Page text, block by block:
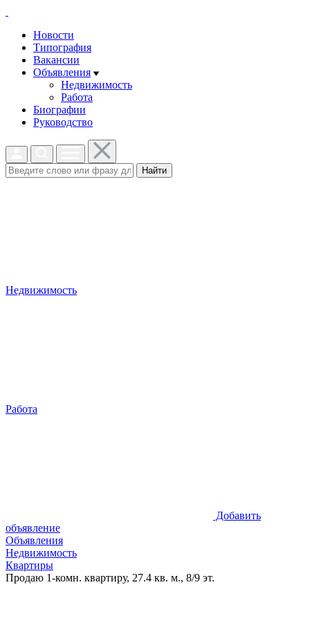
Новости
Типография
Вакансии
Объявления
Недвижимость
Работа
Биографии
Руководство
Найти
Недвижимость
Работа
Добавить
объявление
Объявления
Недвижимость
Квартиры
Продаю 1-комн. квартиру, 27.4 кв. м., 8/9 эт.